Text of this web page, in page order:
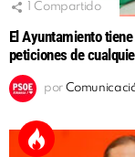
Compartido
El Ayuntamiento
peticiones de
por